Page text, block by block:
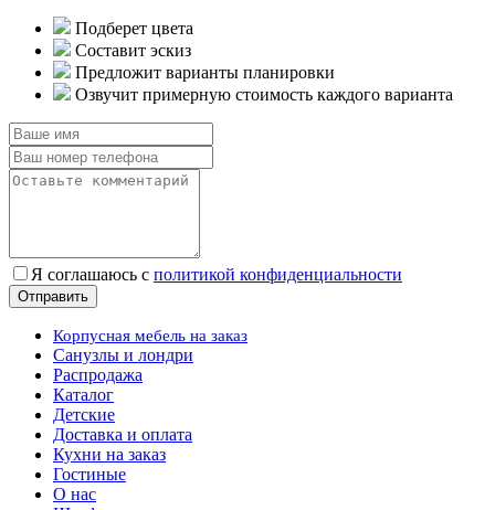
Подберет цвета
Составит эскиз
Предложит варианты планировки
Озвучит примерную стоимость каждого варианта
Я соглашаюсь с политикой конфиденциальности
Корпусная мебель на заказ
Санузлы и лондри
Распродажа
Каталог
Детские
Доставка и оплата
Кухни на заказ
Гостиные
О нас